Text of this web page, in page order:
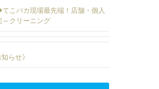
こパカ現場最先端！店舗・個人
～クリーニング
知らせ》